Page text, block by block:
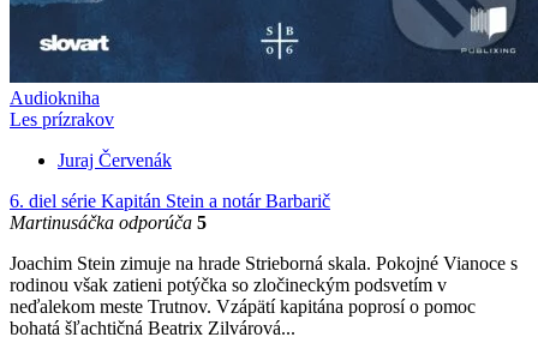
Audiokniha
Les prízrakov
Juraj Červenák
6. diel série Kapitán Stein a notár Barbarič
Martinusáčka odporúča 5
Joachim Stein zimuje na hrade Strieborná skala. Pokojné Vianoce s
rodinou však zatieni potýčka so zločineckým podsvetím v
neďalekom meste Trutnov. Vzápätí kapitána poprosí o pomoc
bohatá šľachtičná Beatrix Zilvárová...